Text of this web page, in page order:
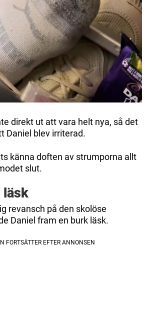
direkt ut att vara helt nya, så det
Daniel blev irriterad.
känna doften av strumporna allt
slut.
läsk
revansch på den skolöse
Daniel fram en burk läsk.